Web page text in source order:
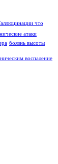
что
атаки
боязнь высоты
воспаление